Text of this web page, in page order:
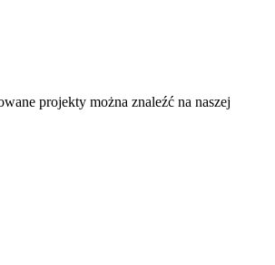
projekty można znaleźć na naszej